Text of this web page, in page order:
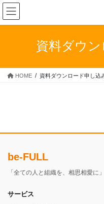
コ
ン
テ
ス
ナ
ビ
ゲ
ン
資料ダウ
HOME 資料ダウンロード申し込
be-FULL
「全ての人と組織を、相思相愛に」
サービス